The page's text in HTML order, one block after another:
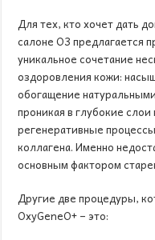
Для тех, кто хочет дать
салоне О3 предлагается
уникальное сочетание
оздоровления кожи:
обогащение
проникая в глубокие
регенеративные
коллагена. Именно
основным фактором
Другие две процедуры,
OxyGeneO+ – это: